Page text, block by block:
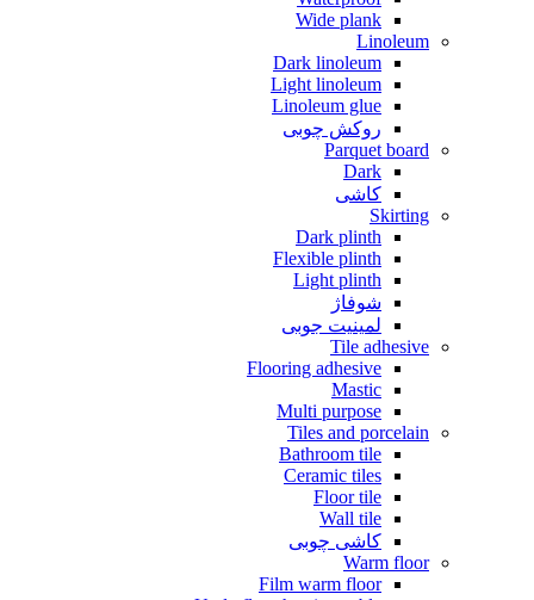
Wide plank
Linoleum
Dark linoleum
Light linoleum
Linoleum glue
روکش چوبی
Parquet board
Dark
کاشی
Skirting
Dark plinth
Flexible plinth
Light plinth
شوفاژ
لمینیت جوبی
Tile adhesive
Flooring adhesive
Mastic
Multi purpose
Tiles and porcelain
Bathroom tile
Ceramic tiles
Floor tile
Wall tile
کاشی چوبی
Warm floor
Film warm floor